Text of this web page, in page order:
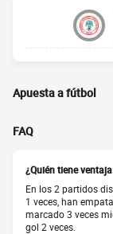
Apuesta a fútbol
FAQ
¿Quién tiene
En los 2 partidos
1 veces, han
marcado 3 veces
gol 2 veces.